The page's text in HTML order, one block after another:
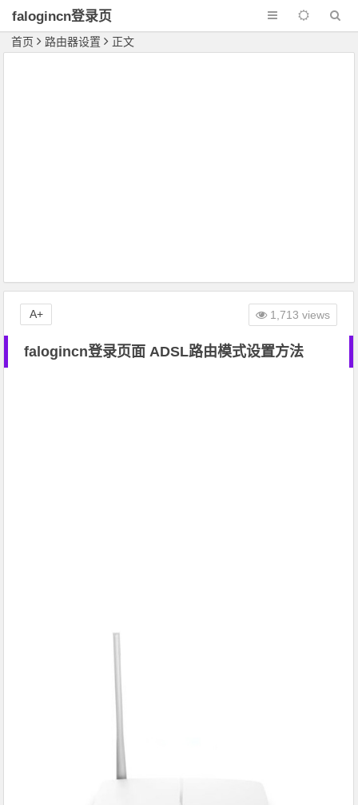
falogincn登录页
面
首页 路由器设置 正文
falogincn登录页面 ADSL路由模式设置方法
1,713 views
A+